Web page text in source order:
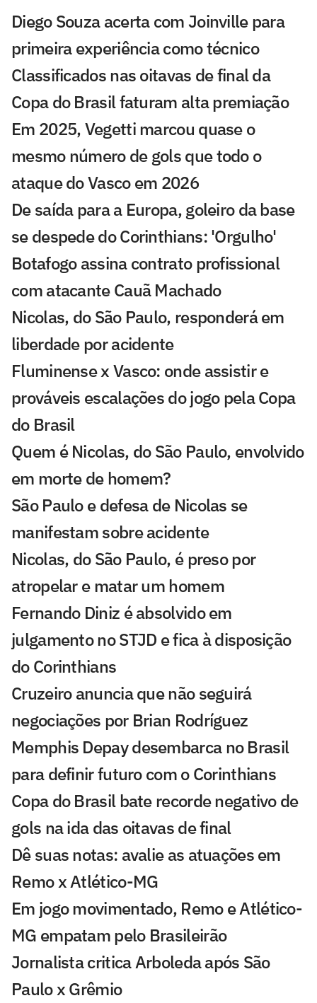
Diego Souza acerta com Joinville para
primeira experiência como técnico
Classificados nas oitavas de final da
Copa do Brasil faturam alta premiação
Em 2025, Vegetti marcou quase o
mesmo número de gols que todo o
ataque do Vasco em 2026
De saída para a Europa, goleiro da base
se despede do Corinthians: 'Orgulho'
Botafogo assina contrato profissional
com atacante Cauã Machado
Nicolas, do São Paulo, responderá em
liberdade por acidente
Fluminense x Vasco: onde assistir e
prováveis escalações do jogo pela Copa
do Brasil
Quem é Nicolas, do São Paulo, envolvido
em morte de homem?
São Paulo e defesa de Nicolas se
manifestam sobre acidente
Nicolas, do São Paulo, é preso por
atropelar e matar um homem
Fernando Diniz é absolvido em
julgamento no STJD e fica à disposição
do Corinthians
Cruzeiro anuncia que não seguirá
negociações por Brian Rodríguez
Memphis Depay desembarca no Brasil
para definir futuro com o Corinthians
Copa do Brasil bate recorde negativo de
gols na ida das oitavas de final
Dê suas notas: avalie as atuações em
Remo x Atlético-MG
Em jogo movimentado, Remo e Atlético-
MG empatam pelo Brasileirão
Jornalista critica Arboleda após São
Paulo x Grêmio